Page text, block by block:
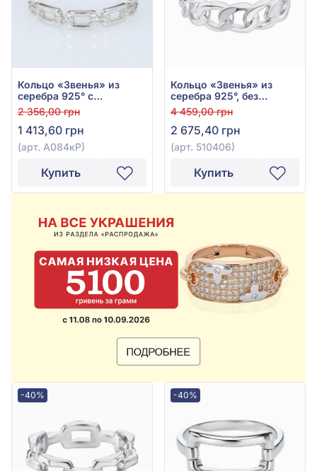
Кольцо «Звенья» из
серебра 925° с
фианитом/куб.
цирконием, арт. А084кР
2 356,00 грн
1 413,60 грн
(арт. А084кР)
Купить
Кольцо «Звенья» из
серебра 925°, без
вставки, арт. 510406
4 459,00 грн
2 675,40 грн
(арт. 510406)
Купить
-40% -40%